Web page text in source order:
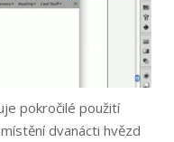
pokročilé použití
dvanácti hvězd